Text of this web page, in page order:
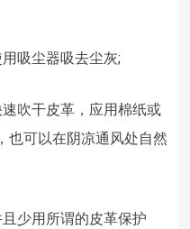
吸尘器吸去尘灰;
吹干皮革，应用棉纸或
也可以在阴凉通风处自然
少用所谓的皮革保护